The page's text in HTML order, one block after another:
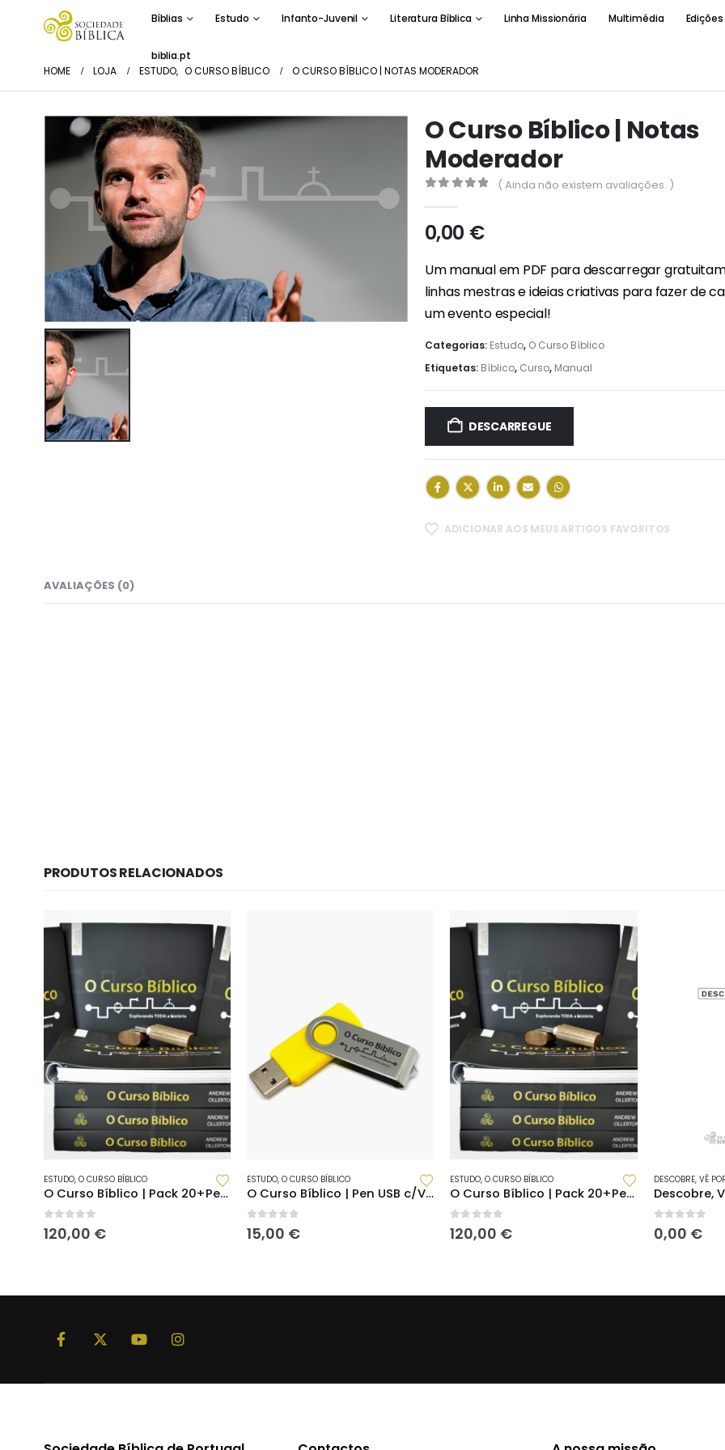
Bíblias Estudo Infanto-Juvenil Literatura Bíblica Linha Missionária Multimédia
biblia.pt
HOME LOJA ESTUDO, O CURSO BÍBLICO O CURSO BÍBLICO | NOTAS MODERADOR
O Curso Bíblico | Notas
Moderador
( Ainda não existem avaliações. )
0,00 €
Um manual em PDF para descarregar
linhas mestras e ideias criativas para fazer de
um evento especial!
Categorias: Estudo, O Curso Bíblico
Etiquetas: Bíblico, Curso, Manual
DESCARREGUE
ADICIONAR AOS MEUS ARTIGOS FAVORITOS
AVALIAÇÕES (0)
PRODUTOS RELACIONADOS
ESTUDO, O CURSO BÍBLICO
O Curso Bíblico | Pack 20+Pen USB c/Vídeos Dobrados e Notas do Moderador
out of 5
120,00 €
ESTUDO,O CURSO BÍBLICO
O Curso Bíblico | Pen USB c/Vídeos Legendados(PT) e Notas do Moderador
out of 5
15,00 €
ESTUDO,O CURSO BÍBLICO
O Curso Bíblico | Pack 20+Pen USB c/Vídeos Legendados e Notas do Moderador
out of 5
120,00 €
DESCOBRE, VÊ
0 out of 5
0,00 €